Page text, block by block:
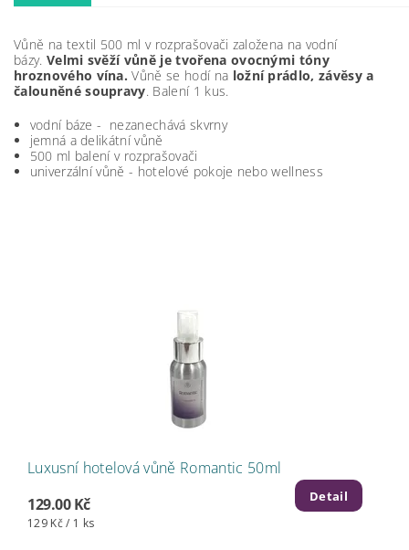
Vůně na textil 500 ml v rozprašovači založena na vodní
bázy. Velmi svěží vůně je tvořena ovocnými tóny
hroznového vína. Vůně se hodí na ložní prádlo, závěsy a
čalouněné soupravy. Balení 1 kus.
vodní báze - nezanechává skvrny
jemná a delikátní vůně
500 ml balení v rozprašovači
univerzální vůně - hotelové pokoje nebo wellness
Luxusní hotelová vůně Romantic 50ml
129.00 Kč
129 Kč / 1 ks
Detail